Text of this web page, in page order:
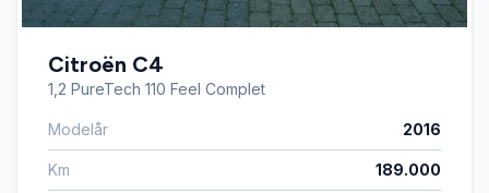
Citroën C4
1,2 PureTech 110 Feel Complet
Modelår 2016
Km 189.000